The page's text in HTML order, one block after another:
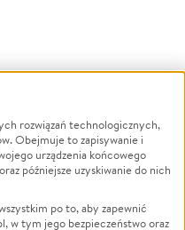
Powódź
Wichura
NGO
Edukacja
rozwiązań technologicznych,
Obejmuje to zapisywanie i
urządzenia końcowego
późniejsze uzyskiwanie do nich
po to, aby zapewnić
w tym jego bezpieczeństwo oraz